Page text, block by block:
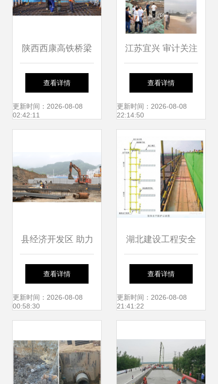
陕西西康高铁桥梁
工程建设进入加快
施工新阶段
查看详情
更新时间：2026-08-08
02:42:11
江苏宜兴 审计关注
政府建设工程施工
现场环保措施
查看详情
更新时间：2026-08-08
22:14:50
县经济开发区 助力
项目建设快落地 企
业发展加速跑 ——
双优纪实
查看详情
更新时间：2026-08-08
00:58:30
湖北建设工程安全
文明施工标准化管
理图解（A3版式附
查看详情
更新时间：2026-08-08
21:41:22